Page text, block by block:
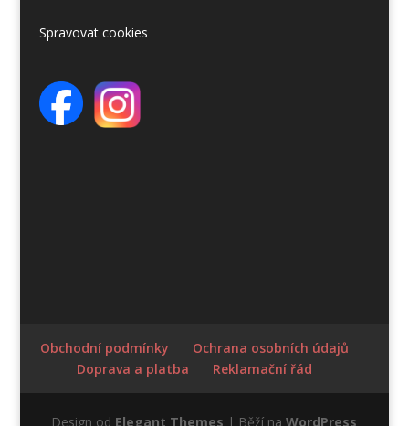
Spravovat cookies
Obchodní podmínky
Ochrana osobních údajů
Doprava a platba
Reklamační řád
Design od Elegant Themes | Běží naWordPress